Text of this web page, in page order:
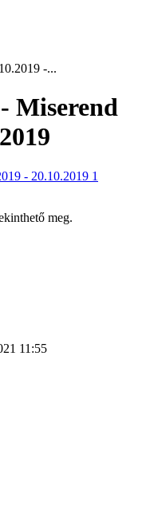
-...
Miserend
meg.
11:55